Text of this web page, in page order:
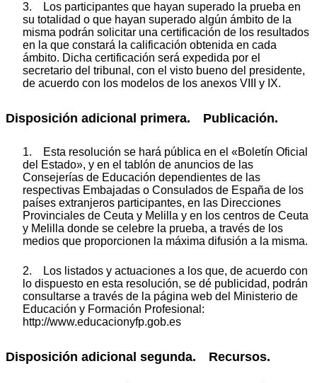
3. Los participantes que hayan superado la prueba en
su totalidad o que hayan superado algún ámbito de la
misma podrán solicitar una certificación de los resultados
en la que constará la calificación obtenida en cada
ámbito. Dicha certificación será expedida por el
secretario del tribunal, con el visto bueno del presidente,
de acuerdo con los modelos de los anexos VIII y IX.
Disposición adicional primera. Publicación.
1. Esta resolución se hará pública en el «Boletín Oficial
del Estado», y en el tablón de anuncios de las
Consejerías de Educación dependientes de las
respectivas Embajadas o Consulados de España de los
países extranjeros participantes, en las Direcciones
Provinciales de Ceuta y Melilla y en los centros de Ceuta
y Melilla donde se celebre la prueba, a través de los
medios que proporcionen la máxima difusión a la misma.
2. Los listados y actuaciones a los que, de acuerdo con
lo dispuesto en esta resolución, se dé publicidad, podrán
consultarse a través de la página web del Ministerio de
Educación y Formación Profesional:
http://www.educacionyfp.gob.es
Disposición adicional segunda. Recursos.